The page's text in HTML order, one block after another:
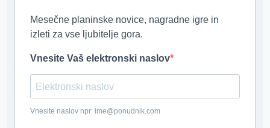
Mesečne planinske novice, nagradne igre in
izleti za vse ljubitelje gora.
Vnesite Vaš elektronski naslov
Vnesite naslov npr: ime@ponudnik.com